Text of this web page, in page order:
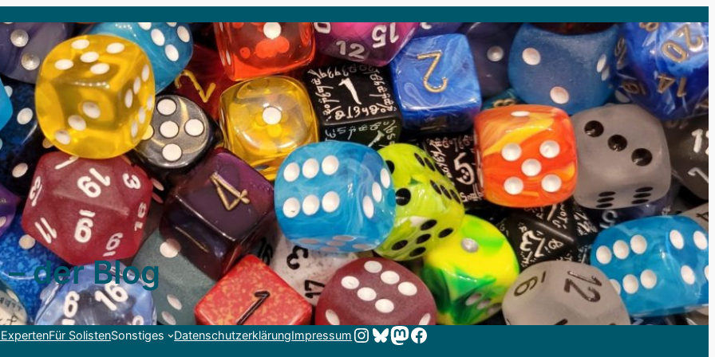
der Blog
Für SolistenSonstiges DatenschutzerklärungImpressum Link zur Instagram-Seite von Zeit-zum-Spielen
Bluesky
Mastodon
Facebook